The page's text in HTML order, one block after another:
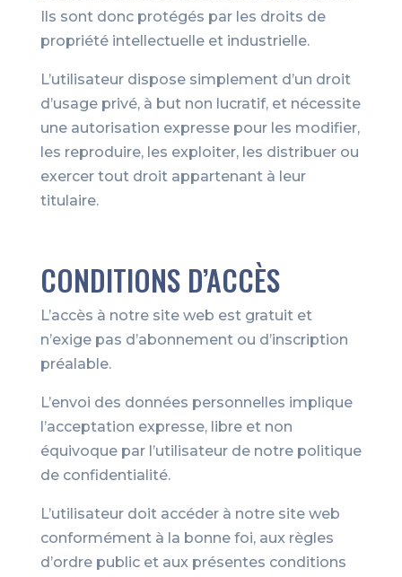
Ils sont donc protégés par les droits de
propriété intellectuelle et industrielle.
L’utilisateur dispose simplement d’un droit
d’usage privé, à but non lucratif, et nécessite
une autorisation expresse pour les modifier,
les reproduire, les exploiter, les distribuer ou
exercer tout droit appartenant à leur
titulaire.
CONDITIONS D’ACCÈS
L’accès à notre site web est gratuit et
n’exige pas d’abonnement ou d’inscription
préalable.
L’envoi des données personnelles implique
l’acceptation expresse, libre et non
équivoque par l’utilisateur de notre politique
de confidentialité.
L’utilisateur doit accéder à notre site web
conformément à la bonne foi, aux règles
d’ordre public et aux présentes conditions